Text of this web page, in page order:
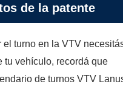
de la patente
el turno en la VTV
tu vehículo, recordá que
de turnos VTV